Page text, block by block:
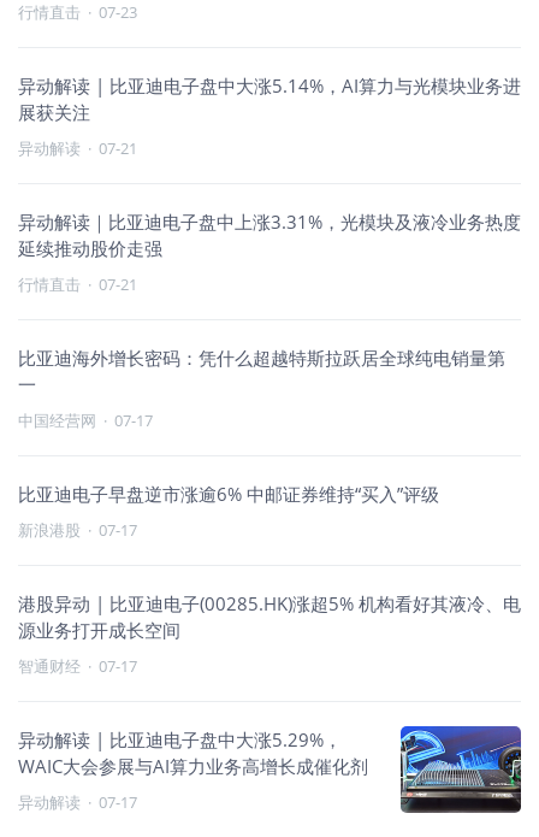
行情直击 · 07-23
异动解读 | 比亚迪电子盘中大涨5.14%，AI算力与光模块业务进
展获关注
异动解读 · 07-21
异动解读｜比亚迪电子盘中上涨3.31%，光模块及液冷业务热度
延续推动股价走强
行情直击 · 07-21
比亚迪海外增长密码：凭什么超越特斯拉跃居全球纯电销量第
一
中国经营网 · 07-17
比亚迪电子早盘逆市涨逾6% 中邮证券维持“买入”评级
新浪港股 · 07-17
港股异动 | 比亚迪电子(00285.HK)涨超5% 机构看好其液冷、电
源业务打开成长空间
智通财经 · 07-17
异动解读 | 比亚迪电子盘中大涨5.29%，
WAIC大会参展与AI算力业务高增长成催化剂
异动解读 · 07-17